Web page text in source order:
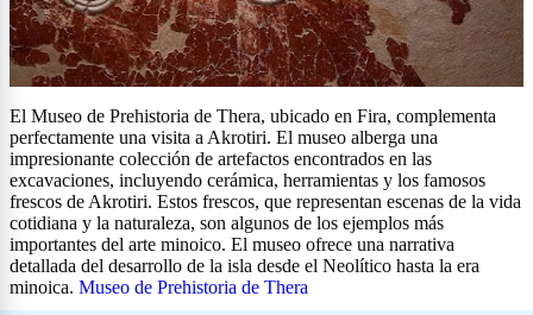
El Museo de Prehistoria de Thera, ubicado en Fira, complementa
perfectamente una visita a Akrotiri. El museo alberga una
impresionante colección de artefactos encontrados en las
excavaciones, incluyendo cerámica, herramientas y los famosos
frescos de Akrotiri. Estos frescos, que representan escenas de la vida
cotidiana y la naturaleza, son algunos de los ejemplos más
importantes del arte minoico. El museo ofrece una narrativa
detallada del desarrollo de la isla desde el Neolítico hasta la era
minoica. Museo de Prehistoria de Thera